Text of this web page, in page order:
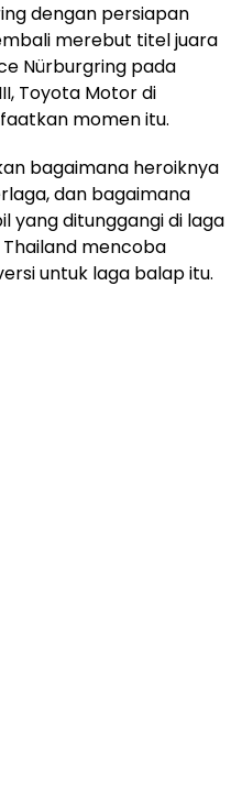
dengan persiapan
merebut titel juara
Nürburgring pada
Toyota Motor di
momen itu.
bagaimana heroiknya
dan bagaimana
yang ditunggangi di laga
mencoba
untuk laga balap itu.